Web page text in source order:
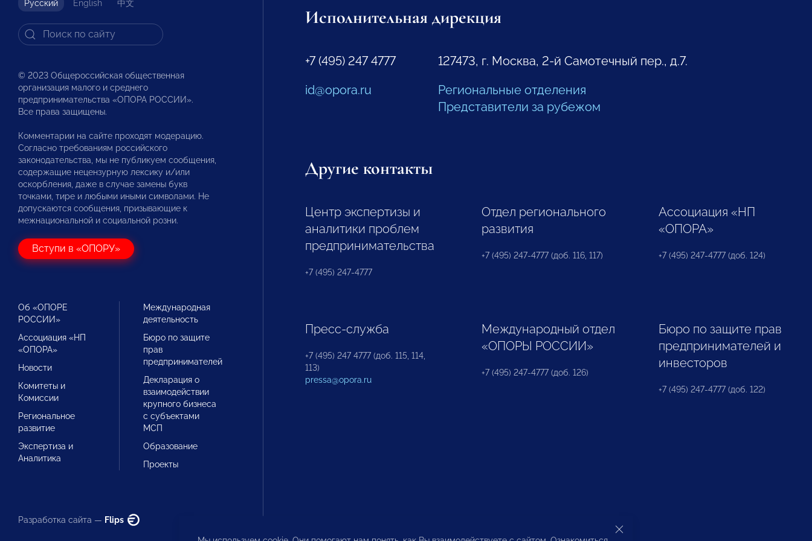
Русский English 中文
© 2023 Общероссийская общественная
организация малого и среднего
предпринимательства «ОПОРА РОССИИ».
Все права защищены.
Комментарии на сайте проходят модерацию.
Согласно требованиям российского
законодательства, мы не публикуем сообщения,
содержащие нецензурную лексику и/или
оскорбления, даже в случае замены букв
точками, тире и любыми иными символами. Не
допускаются сообщения, призывающие к
межнациональной и социальной розни.
Вступи в «ОПОРУ»
Об «ОПОРЕ
РОССИИ»
Ассоциация «НП
«ОПОРА»
Новости
Комитеты и
Комиссии
Региональное
развитие
Экспертиза и
Аналитика
Международная
деятельность
Бюро по защите
прав
предпринимателей
Декларация о
взаимодействии
крупного бизнеса
с субъектами
МСП
Образование
Проекты
Разработка сайта — Flips
Исполнительная дирекция
+7 (495) 247 4777
id@opora.ru
127473, г. Москва, 2-й Самотечный пер., д.7.
Региональные отделения
Представители за рубежом
Другие контакты
Центр экспертизы и
аналитики проблем
предпринимательства
+7 (495) 247-4777
Отдел регионального
развития
+7 (495) 247-4777 (доб. 116, 117)
Ассоциация «НП
«ОПОРА»
+7 (495) 247-4777 (доб. 124)
Пресс-служба
+7 (495) 247 4777 (доб. 115, 114,
113)
pressa@opora.ru
Международный отдел
«ОПОРЫ РОССИИ»
+7 (495) 247-4777 (доб. 126)
Бюро по защите прав
предпринимателей и
инвесторов
+7 (495) 247-4777 (доб. 122)